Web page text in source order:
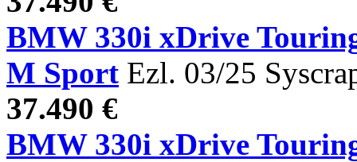
BMW 330i xDrive
M Sport Ezl. 03/25
37.490 €
BMW 330i xDrive